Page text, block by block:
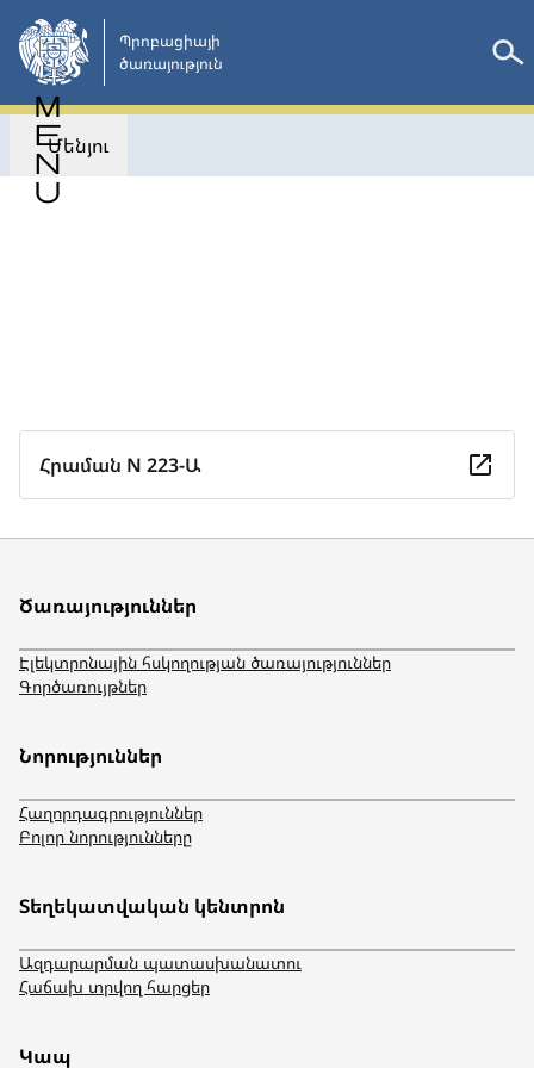
Անցնել
հիմնական
բովանդակությանը
Պրոբացիայի
ծառայություն
Մենյու
Հրաման N 223-Ա
Ծառայություններ
Էլեկտրոնային հսկողության ծառայություններ
Գործառույթներ
Նորություններ
Հաղորդագրություններ
Բոլոր նորությունները
Տեղեկատվական կենտրոն
Ազդարարման պատասխանատու
Հաճախ տրվող հարցեր
Կապ